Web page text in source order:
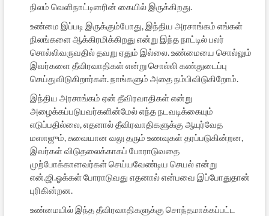
நிலம் வெளிநாட்டினரின் கையில் இருக்கிறது.
உண்மை இப்படி இருக்கும்போது, இந்திய அரசாங்கம் எங்கள்
நிலங்களை ஆக்கிரமிக்கிறது என்று இந்த நாட்டில் பலர்
சொல்லிவருவதில் தவறு ஏதும் இல்லை. உண்மையை சொல்லும்
இவர்களை தீவிரவாதிகள் என்று சொல்லி கண்துடைப்பு
செய்துவிடுகிறார்கள். நாங்களும் அதை நம்பிவிடுகிறோம்.
இந்திய அரசாங்கம் ஏன் தீவிரவாதிகள் என்று
அழைக்கப்படுபவர்களின்மேல் எந்த நடவடிக்கையும்
எடுப்பதில்லை, எதனால் தீவிரவாதிகளுக்கு ஆயுர்வேத
மஸாஜும், சுவையான வலு தரும் உணவுகள் தரப்படுகின்றன,
இவர்கள் விடுதலைக்காகப் போராடுவதை
முற்போக்கானவர்கள் செய்யவேண்டிய செயல் என்று
என்.ஜி.ஓக்கள் போராடுவது எதனால் என்பவை இப்போதுதான்
புரிகின்றன.
உண்மையில் இந்த தீவிரவாதிகளுக்கு சொந்தமாக்கப்பட்ட